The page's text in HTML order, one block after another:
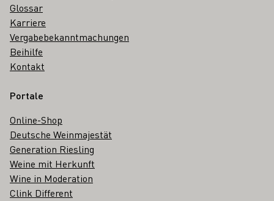
Glossar
Karriere
Vergabebekanntmachungen
Beihilfe
Kontakt
Portale
Online-Shop
Deutsche Weinmajestät
Generation Riesling
Weine mit Herkunft
Wine in Moderation
Clink Different